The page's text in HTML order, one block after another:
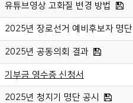
유튜브영상 고화질 변경 방법
2025년 장로선거 예비후보자 명단
2025년 공동의회 결과
기부금 영수증 신청서
2025년 청지기 명단 공시